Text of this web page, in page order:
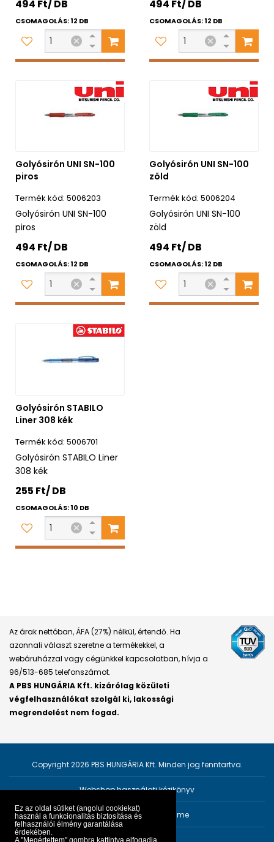
Ez az oldal sütiket (angolul cookiekat)
használ a funkcionalitás biztosítása és
felhasználói élmény garantálása
érdekében.
A "Megértettem" gombra kattintva elfogadja
494 Ft/ DB
CSOMAGOLÁS: 12 DB
494 Ft/ DB
CSOMAGOLÁS: 12 DB
Golyósirón UNI SN-100
piros
5006203
Golyósirón UNI SN-100
piros
494 Ft/ DB
CSOMAGOLÁS: 12 DB
Golyósirón UNI SN-100
zöld
5006204
Golyósirón UNI SN-100
zöld
494 Ft/ DB
CSOMAGOLÁS: 12 DB
Golyósirón STABILO
Liner 308 kék
5006701
Golyósirón STABILO Liner
308 kék
255 Ft/ DB
CSOMAGOLÁS: 10 DB
Az árak nettóban, ÁFA (27%) nélkül, értendő. Ha
azonnali választ szeretne a termékekkel, a
webáruházzal vagy cégünkkel kapcsolatban, hívja a
96/513-685 telefonszámot.
A PBS HUNGÁRIA Kft. kizárólag közületi
végfelhasználókat szolgál ki, lakossági
megrendelést nem fogad.
Copyright 2026 PBS HUNGÁRIA Kft. Minden jog fenntartva.
Webshop használati kézikönyv
Személyes adatok védelme
Impresszum